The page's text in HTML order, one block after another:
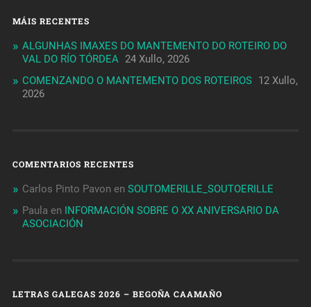
MÁIS RECENTES
ALGUNHAS IMAXES DO MANTEMENTO DO ROTEIRO DO
VAL DO RÍO TÓRDEA 24 Xullo, 2026
COMENZANDO O MANTEMENTO DOS ROTEIROS 12 Xullo,
2026
COMENTARIOS RECENTES
Carlos Pinto Pavon en SOUTOMERILLE_SOUTOERILLE
Paula en INFORMACIÓN SOBRE O XX ANIVERSARIO DA
ASOCIACIÓN
LETRAS GALEGAS 2026 – BEGOÑA CAAMAÑO